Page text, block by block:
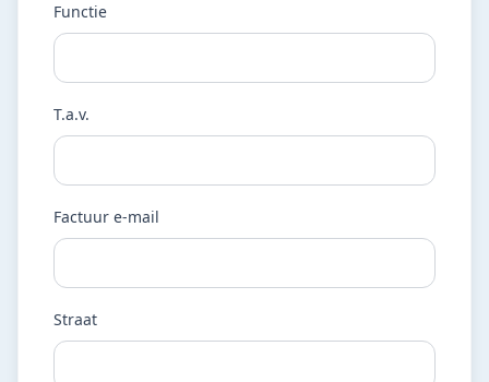
Functie
T.a.v.
Factuur e-mail
Straat